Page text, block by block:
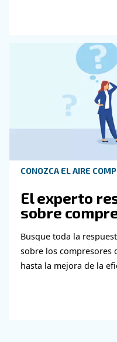
Póngase
expertos
¿Necesita más
Rellene este
detalles posible
en contacto con